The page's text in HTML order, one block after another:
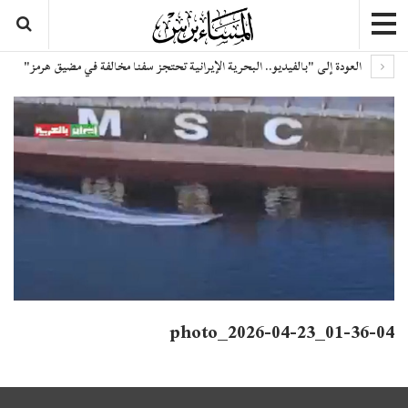
العودة إلى "بالفيديو.. البحرية الإيرانية تحتجز سفنا مخالفة في مضيق هرمز"
photo_2026-04-23_01-36-04